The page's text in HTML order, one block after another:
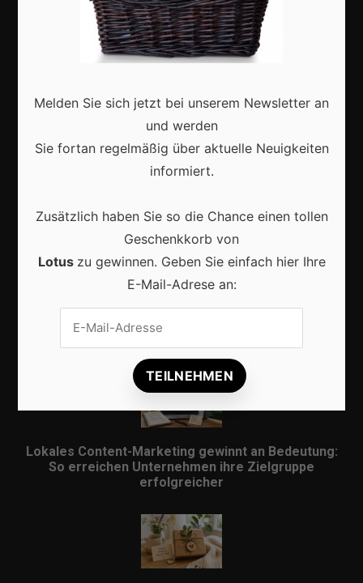
Erfolgsgeschichten
Interviews
Produkte
Aktuell
Lokale Suchmaschinenoptimierung bleibt der
Lokales Content-Marketing gewinnt an Bedeutung:
So erreichen Unternehmen ihre Zielgruppe
erfolgreicher
Melden Sie sich jetzt bei unserem Newsletter an
und werden
Sie fortan regelmäßig über aktuelle Neuigkeiten
informiert.
Zusätzlich haben Sie so die Chance einen tollen
Geschenkkorb von
Lotus zu gewinnen. Geben Sie einfach hier Ihre
E-Mail-Adrese an: